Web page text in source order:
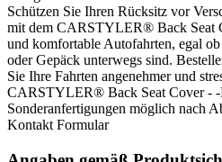
Schützen Sie Ihren Rücksitz vor
mit dem CARSTYLER® Back Seat
und komfortable Autofahrten, egal
oder Gepäck unterwegs sind.
Sie Ihre Fahrten angenehmer und
CARSTYLER® Back Seat Cover - -
Sonderanfertigungen möglich nach
Kontakt Formular